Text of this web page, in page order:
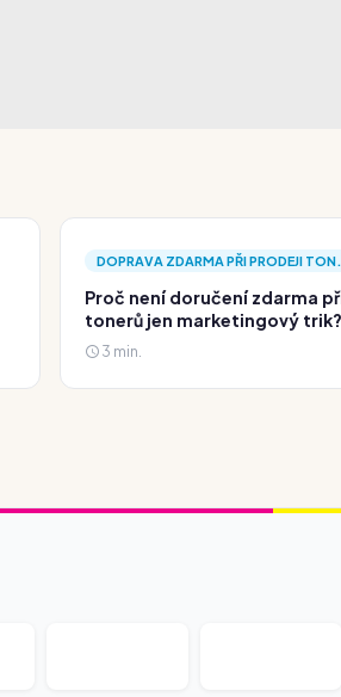
DOPRAVA ZDARMA PŘI PRODEJI
Proč není doručení zdarma
tonerů jen marketingový trik?
3 min.